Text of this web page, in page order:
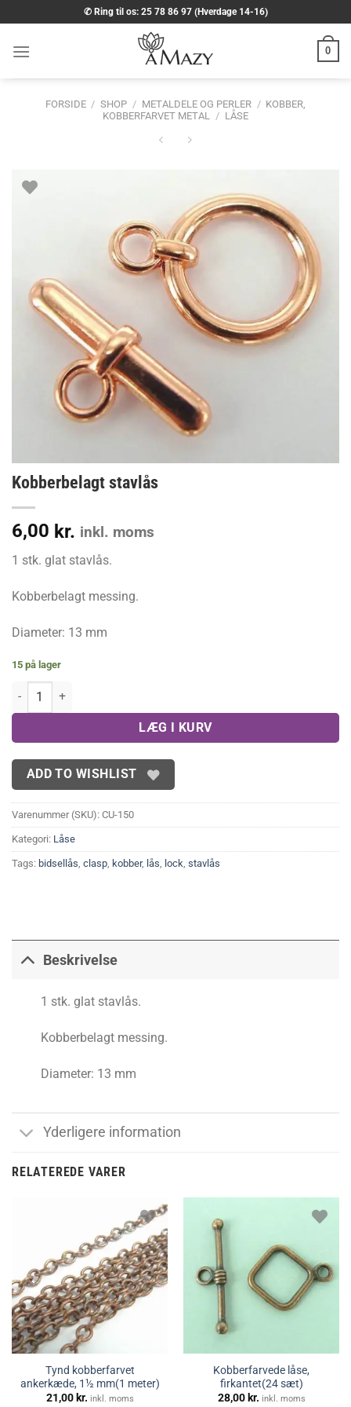
til
indhold
✆ Ring til os: 25 78 86 97 (Hverdage 14-16)
0
FORSIDE / SHOP / METALDELE OG PERLER / KOBBER,
KOBBERFARVET METAL / LÅSE
Kobberbelagt stavlås
6,00 kr. inkl. moms
1 stk. glat stavlås.
Kobberbelagt messing.
Diameter: 13 mm
15 på lager
Kobberbelagt stavlås antal
LÆG I KURV
ADD TO WISHLIST
Varenummer (SKU): CU-150
Kategori: Låse
Tags: bidsellås clasp kobber, lås lock stavlås
Beskrivelse
1 stk. glat stavlås.
Kobberbelagt messing.
Diameter: 13 mm
Yderligere information
RELATEREDE VARER
Tynd kobberfarvet
ankerkæde, 1½ mm(1 meter)
21,00 kr. inkl. moms
Kobberfarvede låse,
firkantet(24 sæt)
28,00 kr. inkl. moms